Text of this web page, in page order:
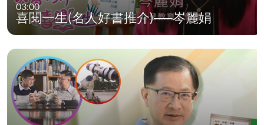
03:00
喜閱一生(名人好書推介)──岑麗娟